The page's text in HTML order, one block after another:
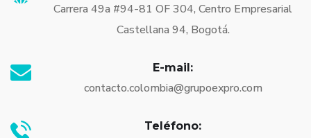
Carrera 49a #94-81 OF 304, Centro Empresarial
Castellana 94, Bogotá.
E-mail:
contacto.colombia@grupoexpro.com
Teléfono: